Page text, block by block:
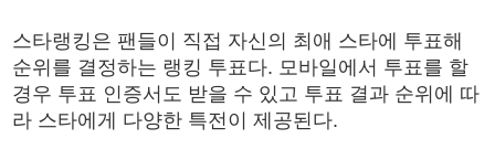
스타랭킹은 팬들이 직접 자신의 최애 스타에 투표해
순위를 결정하는 랭킹 투표다. 모바일에서 투표를 할
경우 투표 인증서도 받을 수 있고 투표 결과 순위에 따
라 스타에게 다양한 특전이 제공된다.